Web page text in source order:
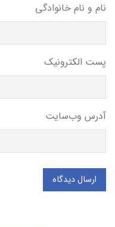
نام و نام خانوادگی
پست الکترونیک
آدرس وب‌سایت
ارسال دیدگاه